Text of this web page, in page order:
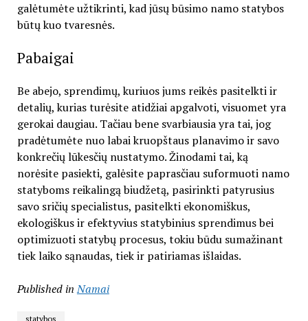
galėtumėte užtikrinti, kad jūsų būsimo namo statybos
būtų kuo tvaresnės.
Pabaigai
Be abejo, sprendimų, kuriuos jums reikės pasitelkti ir
detalių, kurias turėsite atidžiai apgalvoti, visuomet yra
gerokai daugiau. Tačiau bene svarbiausia yra tai, jog
pradėtumėte nuo labai kruopštaus planavimo ir savo
konkrečių lūkesčių nustatymo. Žinodami tai, ką
norėsite pasiekti, galėsite paprasčiau suformuoti namo
statyboms reikalingą biudžetą, pasirinkti patyrusius
savo sričių specialistus, pasitelkti ekonomiškus,
ekologiškus ir efektyvius statybinius sprendimus bei
optimizuoti statybų procesus, tokiu būdu sumažinant
tiek laiko sąnaudas, tiek ir patiriamas išlaidas.
Published in Namai
statybos